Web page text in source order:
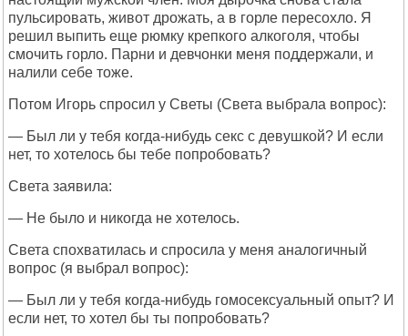
пульсировать, живот дрожать, а в горле пересохло. Я
решил выпить еще рюмку крепкого алкоголя, чтобы
смочить горло. Парни и девчонки меня поддержали, и
налили себе тоже.
Потом Игорь спросил у Светы (Света выбрала вопрос):
— Был ли у тебя когда-нибудь секс с девушкой? И если
нет, то хотелось бы тебе попробовать?
Света заявила:
— Не было и никогда не хотелось.
Света спохватилась и спросила у меня аналогичный
вопрос (я выбрал вопрос):
— Был ли у тебя когда-нибудь гомосексуальный опыт? И
если нет, то хотел бы ты попробовать?